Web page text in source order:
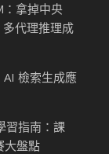
拿掉中央
代理推理成
AI 檢索生成應
習指南：課
大盤點